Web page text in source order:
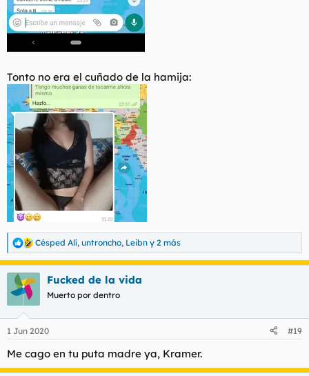
Tonto no era el cuñado de la hamija:
R
e
a
c
c
e
:
Césped Alí, untroncho, Leibn y 2 más
Fucked de la vida
Muerto por dentro
1 Jun 2020 #19
Me cago en tu puta madre ya, Kramer.